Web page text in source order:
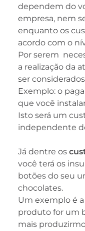
dependem do
empresa, nem
enquanto os
acordo com o
Por serem
a realização da
ser
Exemplo: o
que você
Isto será um
independente
Já dentre os
você terá os
botões do seu
chocolates.
Um exemplo é
produto for um
mais